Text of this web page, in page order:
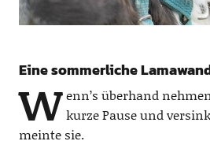
Eine sommerliche
W enn’s überhand
kurze Pause und
meinte sie.